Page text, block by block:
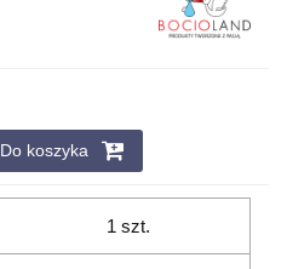
Do koszyka
1 szt.